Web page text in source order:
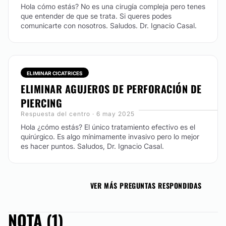
hay grandes vasos expuestos el paciente deberá ser
sometido a una cirugia llamada safenectomia.
LIPOESCULTURA
La lipoescultura a diferencia de la liposucción
tradicional, lo que hace es procesar la grasa que se
extrajo y colocarla en sitios donde se quiera aumentar
la curvatura propia de un cuerpo esbelto. Por ejemplo
en glúteos, hombros o brazos en el caso de los
hombres o pozos celuliticos o mamas en las mujeres.
en quirófano de manera ambulatoria.
Hola cómo estás? No es una cirugía compleja pero tenes
que entender de que se trata. Si queres podes
comunicarte con nosotros. Saludos. Dr. Ignacio Casal.
ELIMINAR CICATRICES
ELIMINAR AGUJEROS DE PERFORACIÓN DE
PIERCING
Respuesta del centro · 6 may 2025
Hola ¿cómo estás? El único tratamiento efectivo es el
quirúrgico. Es algo mínimamente invasivo pero lo mejor
es hacer puntos. Saludos, Dr. Ignacio Casal.
VER MÁS PREGUNTAS RESPONDIDAS
NOTA (1)